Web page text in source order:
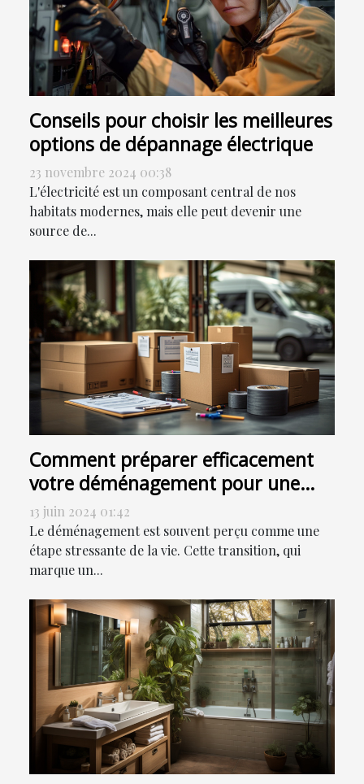
Conseils pour choisir les meilleures
options de dépannage électrique
23 novembre 2024 00:38
L'électricité est un composant central de nos
habitats modernes, mais elle peut devenir une
source de...
Comment préparer efficacement
votre déménagement pour une
transition en douceur
13 juin 2024 01:42
Le déménagement est souvent perçu comme une
étape stressante de la vie. Cette transition, qui
marque un...